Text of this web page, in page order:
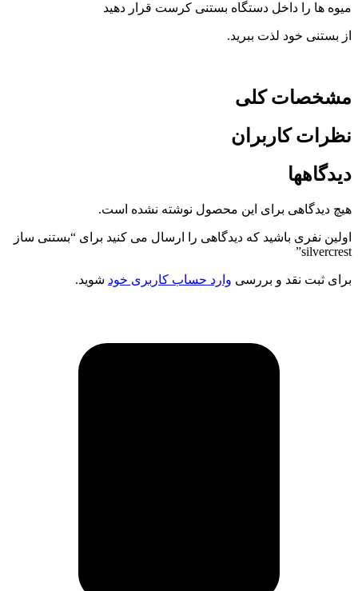
میوه ها را داخل دستگاه بستنی کرست قرار دهید
از بستنی خود لذت ببرید.
مشخصات کلی
نظرات کاربران
دیدگاهها
هیچ دیدگاهی برای این محصول نوشته نشده است.
اولین نفری باشید که دیدگاهی را ارسال می کنید برای “بستنی ساز
silvercrest”
برای ثبت نقد و بررسی وارد حساب کاربری خود شوید.